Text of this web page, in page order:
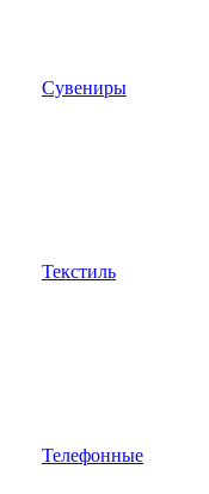
Сувениры
Текстиль
Телефонные